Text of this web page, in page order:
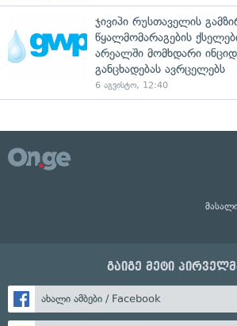
ჯივიპი რუსთაველის
წყალმომარაგების
არეალში მომხდარი
განცხადებას ავრცელებს
6 აგვისტო, 12:40
გაიგე მეტი
ახალი ამბები / Facebook